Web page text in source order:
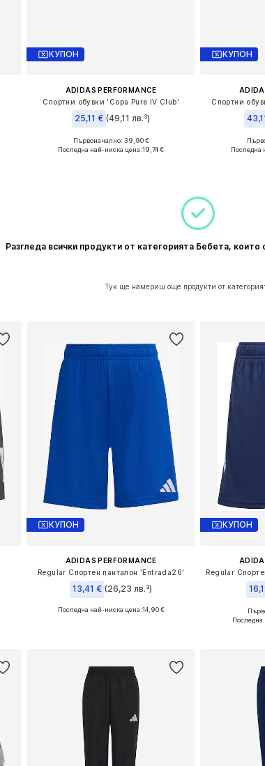
КУПОН
ADIDAS PERFORMANCE
Спортни обувки 'Copa Pure IV Club'
25,11 € (49,11 лв.³)
Налични размери: 36, 36,5-37
Първоначално: 39,90 €
Последна най-ниска цена:19,74 €
КУПОН
Спортни
Последна
Разгледа всички продукти от категорията Бебета,
Тук ще намериш още продукти от
КУПОН
ADIDAS PERFORMANCE
Regular Спортен панталон 'Entrada26'
13,41 € (26,23 лв.³)
+6
Последна най-ниска цена:14,90 €
КУПОН
Последна